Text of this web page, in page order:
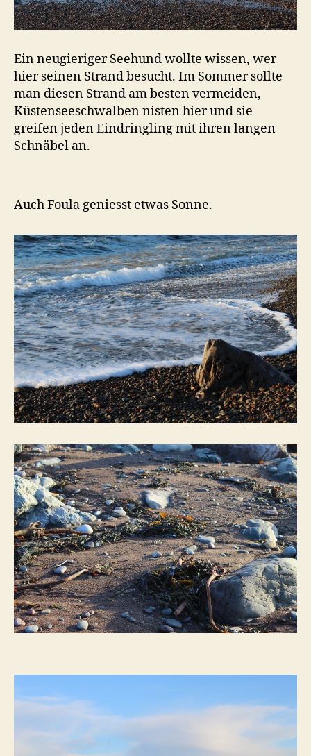
Ein neugieriger Seehund wollte wissen, wer
hier seinen Strand besucht. Im Sommer sollte
man diesen Strand am besten vermeiden,
Küstenseeschwalben nisten hier und sie
greifen jeden Eindringling mit ihren langen
Schnäbel an.
Auch Foula geniesst etwas Sonne.